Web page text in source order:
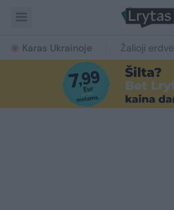
Karas Ukrainoje Žalioji erdvė